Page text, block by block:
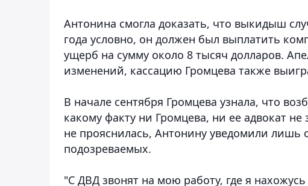
Антонина смогла доказать, что выкидыш
года условно, он должен был выплатить
ущерб на сумму около 8 тысяч долларов.
изменений, кассацию Громцева также
В начале сентября Громцева узнала, что
какому факту ни Громцева, ни ее адвокат не
не прояснилась, Антонину уведомили лишь
подозреваемых.
"С ДВД звонят на мою работу, где я